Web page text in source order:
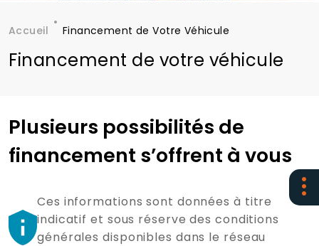
Fil d'Ariane
Accueil Financement de Votre Véhicule
Financement de votre véhicule
Plusieurs possibilités de
financement s’offrent à vous
Ces informations sont données à titre
indicatif et sous réserve des conditions
générales disponibles dans le réseau